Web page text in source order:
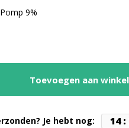
9%
Toevoegen aan
Je hebt nog: 14: